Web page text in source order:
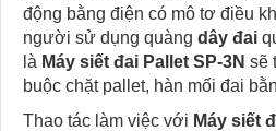
động bằng điện có mô tơ điều
người sử dụng quàng dây đai
là Máy siết đai Pallet SP-3N sẽ
buộc chặt pallet, hàn mối đai
Thao tác làm việc với Máy siết